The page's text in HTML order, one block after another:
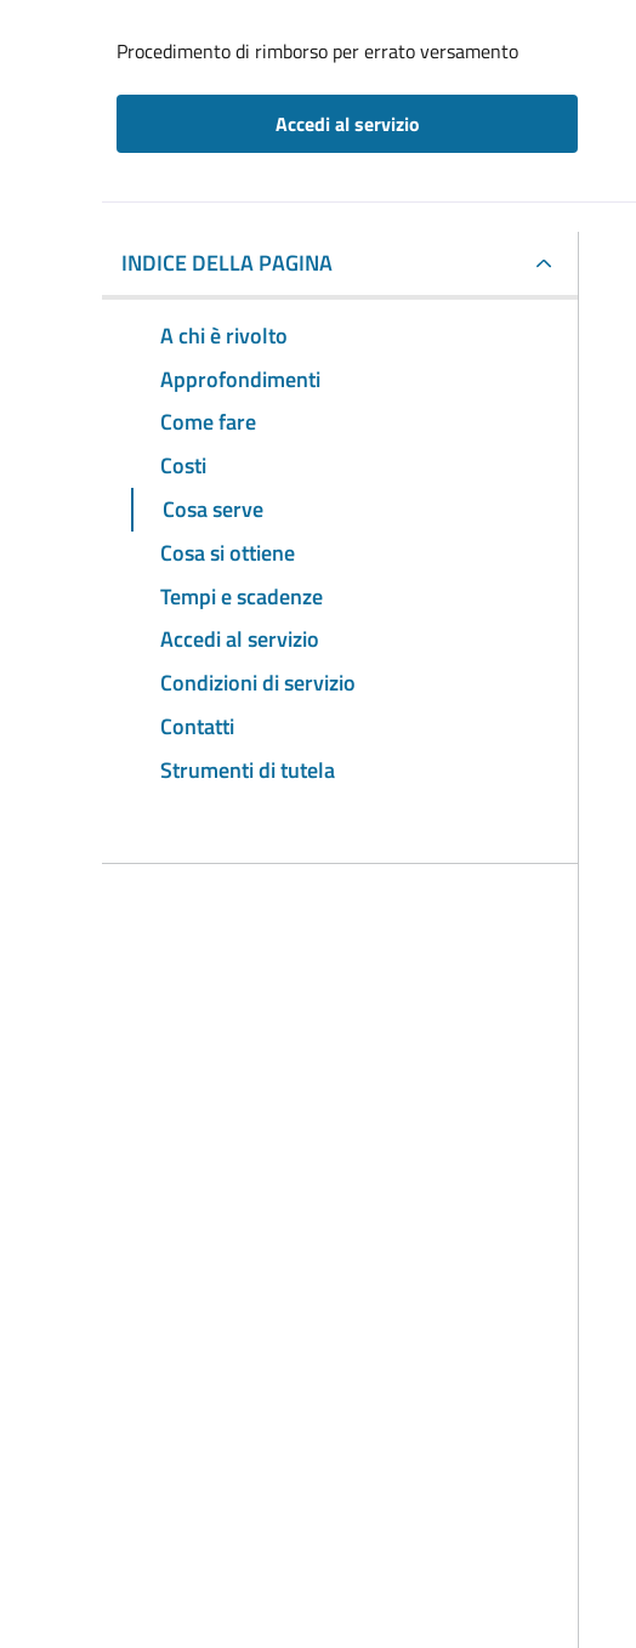
Procedimento di rimborso per errato versamento
Accedi al servizio
INDICE DELLA PAGINA
A chi è rivolto
Approfondimenti
Come fare
Costi
Cosa serve
Cosa si ottiene
Tempi e scadenze
Accedi al servizio
Condizioni di servizio
Contatti
Strumenti di tutela